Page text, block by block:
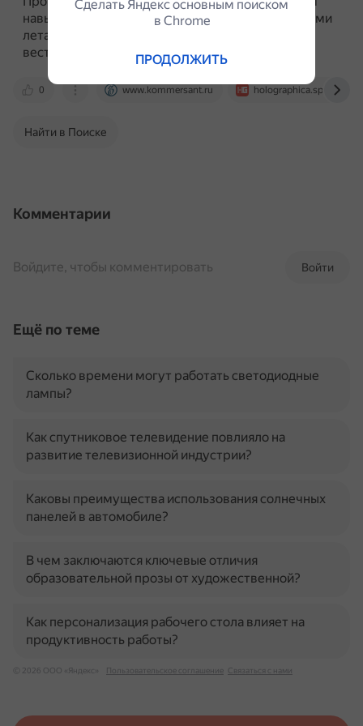
навыки управления дистанционно пилотируемыми
летательными аппаратами, но и тренирует
вестибулярный аппарат.
0 www.kommersant.ru holographica.space
Найти в Поиске
Комментарии
Войти
Войдите, чтобы комментировать
Ещё по теме
Сколько времени могут работать светодиодные
лампы?
Как спутниковое телевидение повлияло на
развитие телевизионной индустрии?
Каковы преимущества использования солнечных
панелей в автомобиле?
В чем заключаются ключевые отличия
образовательной прозы от художественной?
Как персонализация рабочего стола влияет на
продуктивность работы?
© 2026 ООО «Яндекс» Пользовательское соглашение Связаться с нами
Сделать Яндекс основным поиском
в Сhrome
ПРОДОЛЖИТЬ